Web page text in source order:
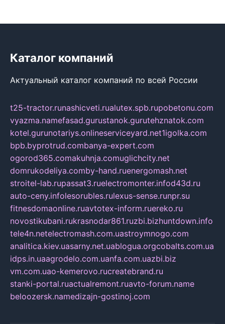
Каталог компаний
Актуальный каталог компаний по всей России
t25-tractor.runashicveti.rualutex.spb.rupobetonu.com
vyazma.namefasad.gurustanok.gurutehznatok.com
kotel.gurunotariys.onlineserviceyard.net1igolka.com
bpb.byprotrud.combanya-expert.com
ogorod365.comakuhnja.comuglichcity.net
domrukodeliya.comby-hand.ruenergomash.net
stroitel-lab.rupassat3.ruelectromonter.infod43d.ru
auto-ceny.infolesorubles.rulexus-sense.runpr.su
fitnesdomaonline.ruavtotex-inform.ruereko.ru
novostikubani.rukrasnodar861.ruzbi.bizhuntdown.info
tele4n.netelectromash.com.uastroymnogo.com
analitica.kiev.uasarny.net.uablogua.orgcobalts.com.ua
idps.in.uaagrodelo.com.uanfa.com.uazbi.biz
vm.com.uao-kemerovo.rucreatebrand.ru
stanki-portal.ruactualremont.ruavto-forum.name
beloozersk.namedizajn-gostinoj.com